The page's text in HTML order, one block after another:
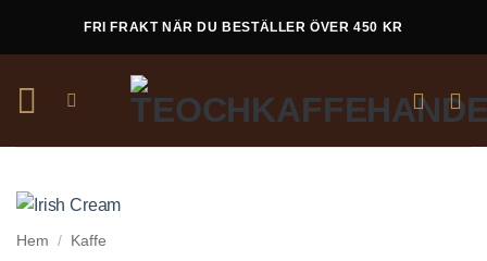
FRI FRAKT NÄR DU BESTÄLLER ÖVER 450 KR
Hem / Kaffe